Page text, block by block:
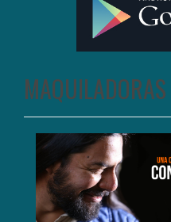
MAQUILADORAS